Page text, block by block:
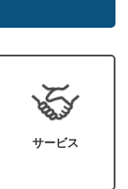
サービス